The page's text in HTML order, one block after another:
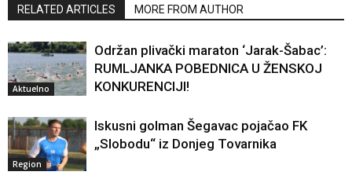
RELATED ARTICLES MORE FROM AUTHOR
Aktuelno
Održan plivački maraton ‘Jarak-Šabac’:
RUMLJANKA POBEDNICA U ŽENSKOJ
KONKURENCIJI!
Region
Iskusni golman Šegavac pojačao FK
„Slobodu“ iz Donjeg Tovarnika